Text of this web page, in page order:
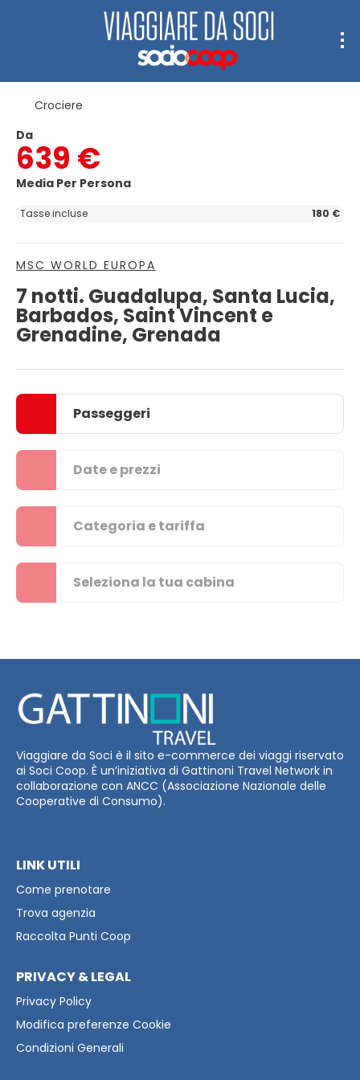
Crociere
Da
639 €
Media Per Persona
Tasse incluse 180 €
MSC WORLD EUROPA
7 notti. Guadalupa, Santa Lucia,
Barbados, Saint Vincent e
Grenadine, Grenada
Passeggeri
Date e prezzi
Categoria e tariffa
Seleziona la tua cabina
Viaggiare da Soci è il sito e-commerce dei viaggi riservato
ai Soci Coop. È un’iniziativa di Gattinoni Travel Network in
collaborazione con ANCC (Associazione Nazionale delle
Cooperative di Consumo).
LINK UTILI
Come prenotare
Trova agenzia
Raccolta Punti Coop
PRIVACY & LEGAL
Privacy Policy
Modifica preferenze Cookie
Condizioni Generali